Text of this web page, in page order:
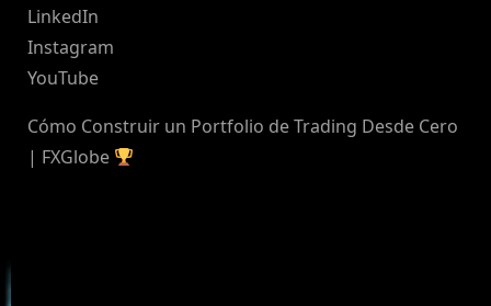
LinkedIn
Instagram
YouTube
Cómo Construir un Portfolio de Trading Desde Cero
| FXGlobe